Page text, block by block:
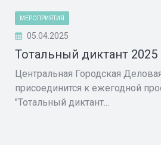
МЕРОПРИЯТИЯ
05.04.2025
Тотальный диктант 2025
Центральная Городская
присоединится к ежегодной
"Тотальный диктант...